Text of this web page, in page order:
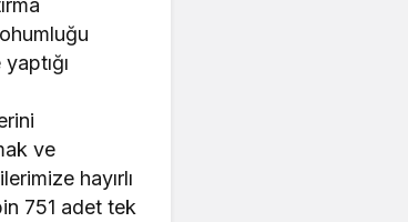
ve
hayırlı
751 adet tek